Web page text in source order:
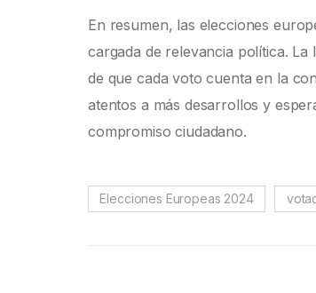
En resumen, las elecciones
cargada de relevancia política.
de que cada voto cuenta en la
atentos a más desarrollos y
compromiso ciudadano.
Elecciones Europeas 2024